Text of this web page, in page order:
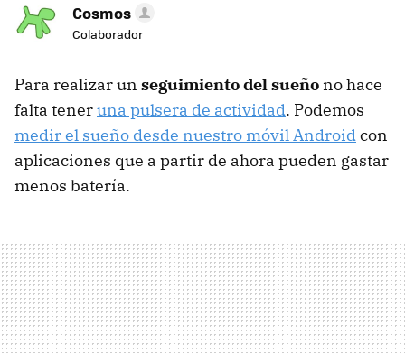
Cosmos
Colaborador
Para realizar un seguimiento del sueño no hace
falta teneruna pulsera de actividad. Podemos
medir el sueño desde nuestro móvil Androidcon
aplicaciones que a partir de ahora pueden gastar
menos batería.